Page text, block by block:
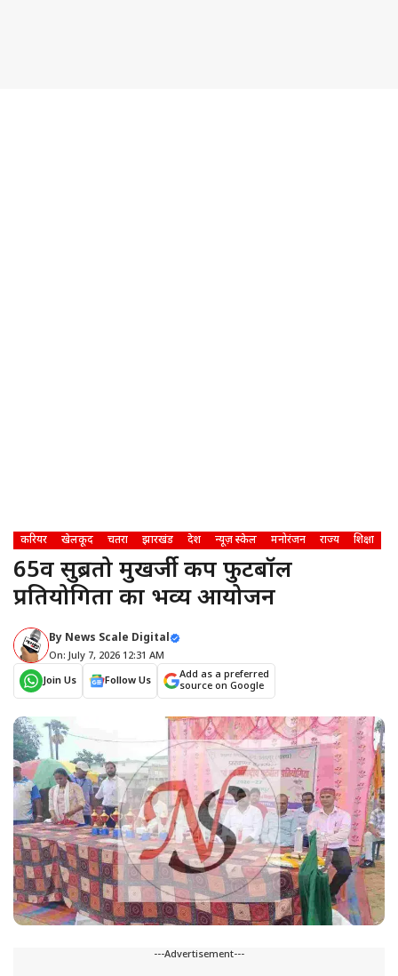
करियर खेलकूद चतरा झारखंड देश न्यूज़ स्केल मनोरंजन राज्य शिक्षा
65वीं सुब्रतो मुखर्जी कप फुटबॉल
प्रतियोगिता का भव्य आयोजन
By News Scale Digital
On: July 7, 2026 12:31 AM
Join Us
Follow Us
Add as a preferred
source on Google
---Advertisement---